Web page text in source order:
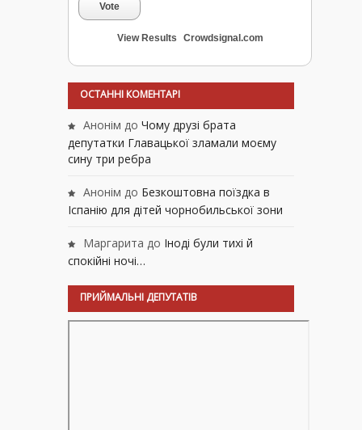
Vote
View Results Crowdsignal.com
ОСТАННІ КОМЕНТАРІ
Анонім до Чому друзі брата
депутатки Главацької зламали моєму
сину три ребра
Анонім до Безкоштовна поїздка в
Іспанію для дітей чорнобильської зони
Маргарита до Іноді були тихі й
спокійні ночі…
ПРИЙМАЛЬНІ ДЕПУТАТІВ